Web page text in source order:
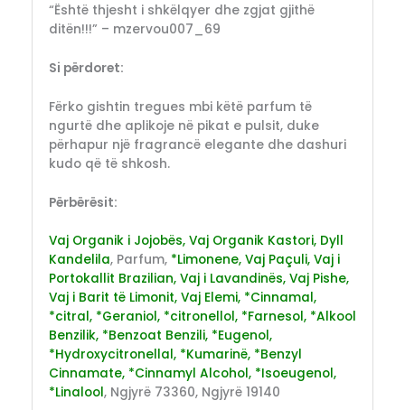
“Është thjesht i shkëlqyer dhe zgjat gjithë
ditën!!!” – mzervou007_69
Si përdoret:
Fërko gishtin tregues mbi këtë parfum të
ngurtë dhe aplikoje në pikat e pulsit, duke
përhapur një fragrancë elegante dhe dashuri
kudo që të shkosh.
Përbërësit:
Vaj Organik i Jojobës, Vaj Organik Kastori, Dyll
Kandelila, Parfum,*Limonene, Vaj Paçuli, Vaj i
Portokallit Brazilian, Vaj i Lavandinës, Vaj Pishe,
Vaj i Barit të Limonit, Vaj Elemi, *Cinnamal,
*citral, *Geraniol, *citronellol, *Farnesol, *Alkool
Benzilik, *Benzoat Benzili, *Eugenol,
*Hydroxycitronellal, *Kumarinë, *Benzyl
Cinnamate, *Cinnamyl Alcohol, *Isoeugenol,
*Linalool, Ngjyrë 73360, Ngjyrë 19140